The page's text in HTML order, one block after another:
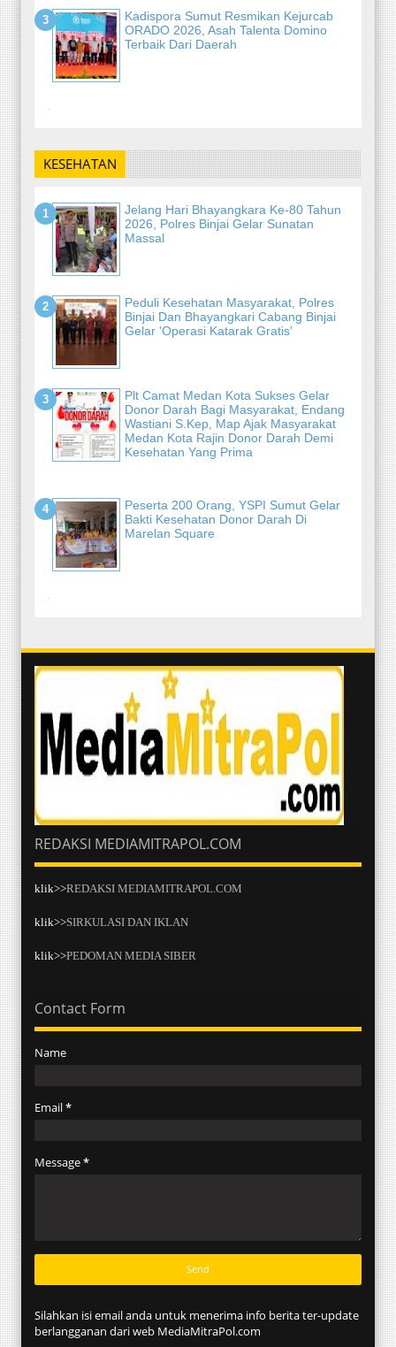
Kadispora Sumut Resmikan Kejurcab
ORADO 2026, Asah Talenta Domino
Terbaik Dari Daerah
-
KESEHATAN
Jelang Hari Bhayangkara Ke-80 Tahun
2026, Polres Binjai Gelar Sunatan
Massal
Peduli Kesehatan Masyarakat, Polres
Binjai Dan Bhayangkari Cabang Binjai
Gelar 'Operasi Katarak Gratis'
Plt Camat Medan Kota Sukses Gelar
Donor Darah Bagi Masyarakat, Endang
Wastiani S.Kep, Map Ajak Masyarakat
Medan Kota Rajin Donor Darah Demi
Kesehatan Yang Prima
Peserta 200 Orang, YSPI Sumut Gelar
Bakti Kesehatan Donor Darah Di
Marelan Square
-
REDAKSI MEDIAMITRAPOL.COM
klik>>REDAKSI MEDIAMITRAPOL.COM
klik>>SIRKULASI DAN IKLAN
klik>>PEDOMAN MEDIA SIBER
Contact Form
Name
Email*
Message*
Silahkan isi email anda untuk menerima info berita ter-update
berlangganan dari web MediaMitraPol.com